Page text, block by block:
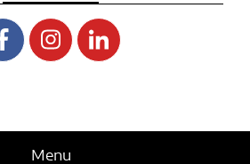
Menu